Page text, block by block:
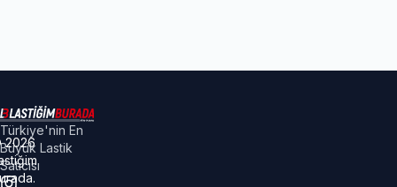
Türkiye'nin En
Büyük Lastik
Satıcısı
2026